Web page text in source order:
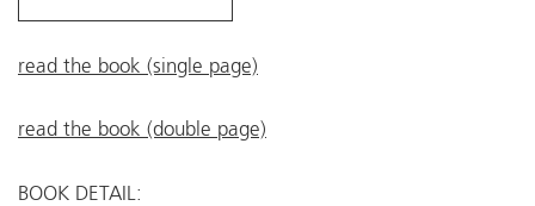
read the book (single page)
read the book (double page)
BOOK DETAIL: